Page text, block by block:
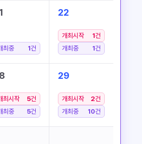
최중 1건
22
개최시작 1건
개최중
1건
최시작 5건
최중
5건
29
개최시작 2건
개최중
10건